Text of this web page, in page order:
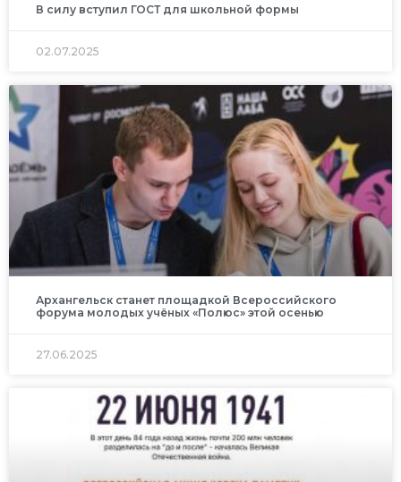
В силу вступил ГОСТ для школьной формы
02.07.2025
Архангельск станет площадкой Всероссийского
форума молодых учёных «Полюс» этой осенью
27.06.2025